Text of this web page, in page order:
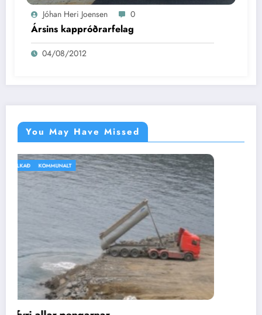
Jóhan Heri Joensen 0
Ársins kappróðrarfelag
04/08/2012
You May Have Missed
IKKI BÓLKAÐ VEÐRIÐ